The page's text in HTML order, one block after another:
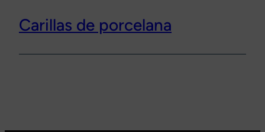
Carillas de porcelana